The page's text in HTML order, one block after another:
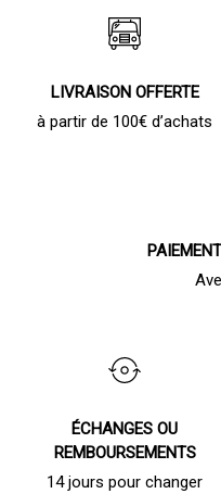
LIVRAISON OFFERTE
à partir de 100€ d’achats
ÉCHANGES OU
REMBOURSEMENTS
14 jours pour changer